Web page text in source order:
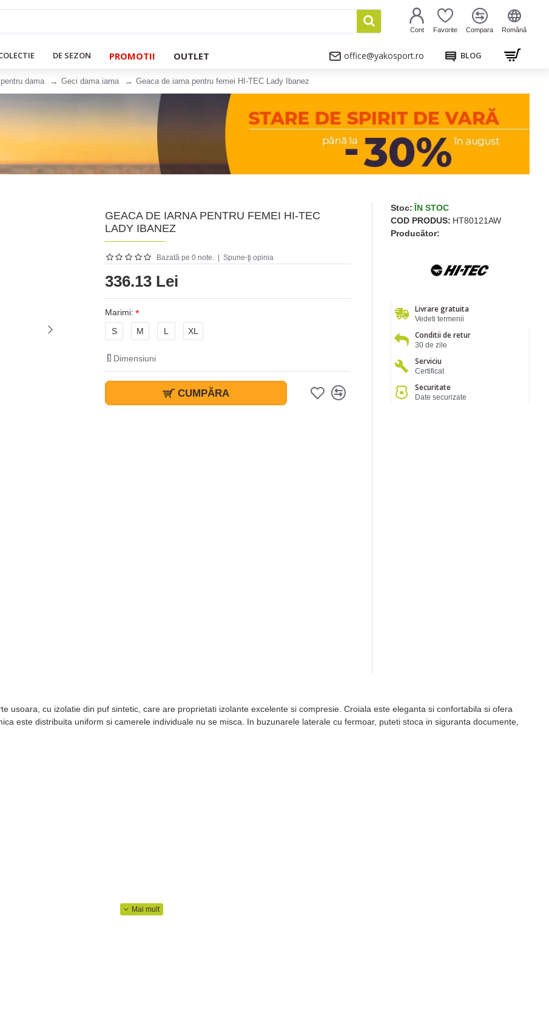
Cont Favorite Compara Română
DE SEZON PROMOTII OUTLET office@yakosport.ro BLOG
dama Geci dama iarna Geaca de iarna pentru femei HI-TEC Lady Ibanez
GEACA DE IARNA PENTRU FEMEI HI-TEC
LADY IBANEZ
Bazată pe 0 note. Spune-ţi opinia
336.13 Lei
Marimi:
S
M L XL
Dimensiuni
CUMPĂRA
Stoc: ÎN STOC
COD PRODUS: HT80121AW
Producător:
Livrare gratuita
Vedeti termenii
Conditii de retur
30 de zile
Serviciu
Certificat
Securitate
Date securizate
usoara, cu izolatie din puf sintetic, care are proprietati izolante excelente si compresie. Croiala este eleganta si confortabila si ofera
este distribuita uniform si camerele individuale nu se misca. In buzunarele laterale cu fermoar, puteti stoca in siguranta documente,